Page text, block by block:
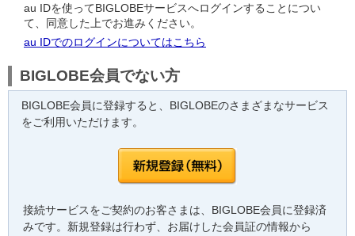
au IDを使ってBIGLOBEサービスへログインすることについ
て、同意した上でお進みください。
au IDでのログインについてはこちら
BIGLOBE会員でない方
BIGLOBE会員に登録すると、BIGLOBEのさまざまなサービス
をご利用いただけます。
接続サービスをご契約のお客さまは、BIGLOBE会員に登録済
みです。新規登録は行わず、お届けした会員証の情報から